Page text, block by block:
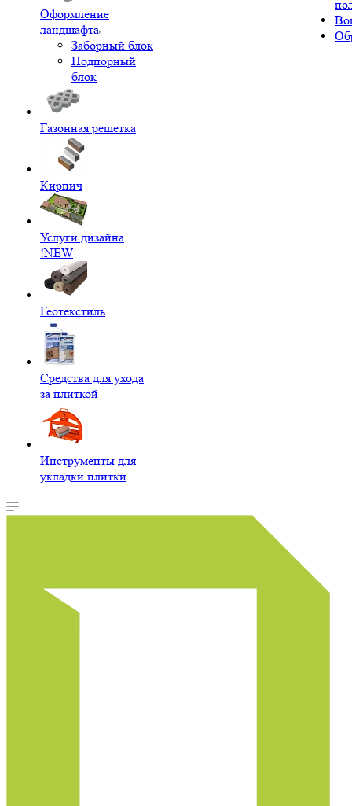
Оформление
ландшафта
Заборный блок
Подпорный
блок
Газонная решетка
Кирпич
Услуги дизайна
!NEW
Геотекстиль
Средства для ухода
за плиткой
Инструменты для
укладки плитки